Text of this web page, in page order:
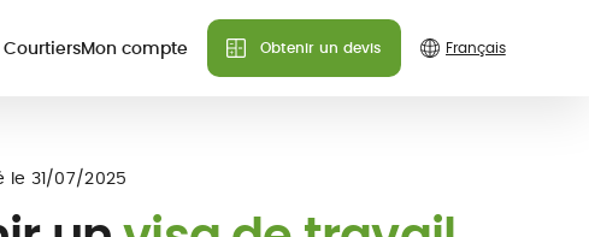
toutes vos questions.
toutes vos questions.
toutes vos questions.
CourtiersMon compte Obtenir un devis
le 31/07/2025